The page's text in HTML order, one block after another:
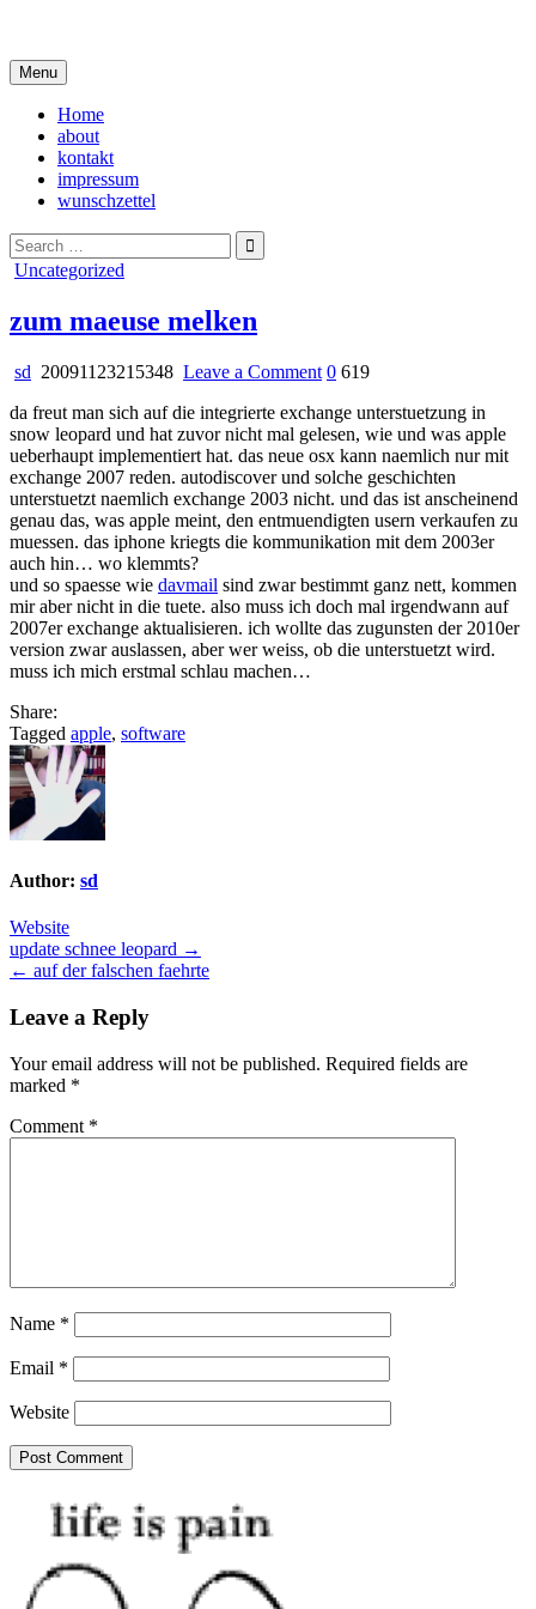
content
Menu
Home
about
kontakt
impressum
wunschzettel
Search
for:
Posted
Uncategorized
zum maeuse melken
sd 20091123215348 Leave a Commenton
maeuse
melken
0 619
da freut man sich auf die integrierte exchange unterstuetzung in
snow leopard und hat zuvor nicht mal gelesen, wie und was apple
ueberhaupt implementiert hat. das neue osx kann naemlich nur mit
exchange 2007 reden. autodiscover und solche geschichten
unterstuetzt naemlich exchange 2003 nicht. und das ist anscheinend
genau das, was apple meint, den entmuendigten usern verkaufen zu
muessen. das iphone kriegts die kommunikation mit dem 2003er
auch hin… wo klemmts?
und so spaesse wie davmail sind zwar bestimmt ganz nett, kommen
mir aber nicht in die tuete. also muss ich doch mal irgendwann auf
2007er exchange aktualisieren. ich wollte das zugunsten der 2010er
version zwar auslassen, aber wer weiss, ob die unterstuetzt wird.
muss ich mich erstmal schlau machen…
Share:
Tagged apple, software
Author: sd
Website
Post
navigation
update schnee leopard →
← auf der falschen faehrte
Leave a Reply
Your email address will not be published. Required fields are
marked *
Comment *
Name *
Email *
Website